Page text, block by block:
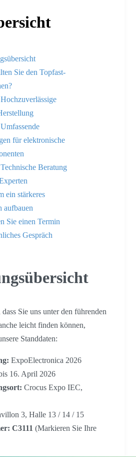
Sie den Topfast-
für elektronische
Beratung
ein stärkeres
aufbauen
Sie einen Termin
Gespräch
Sie uns unter den führenden
leicht finden können,
Standdaten:
ExpoElectronica 2026
16. April 2026
Crocus Expo IEC,
3, Halle 13 / 14 / 15
C3111 (Markieren Sie Ihre